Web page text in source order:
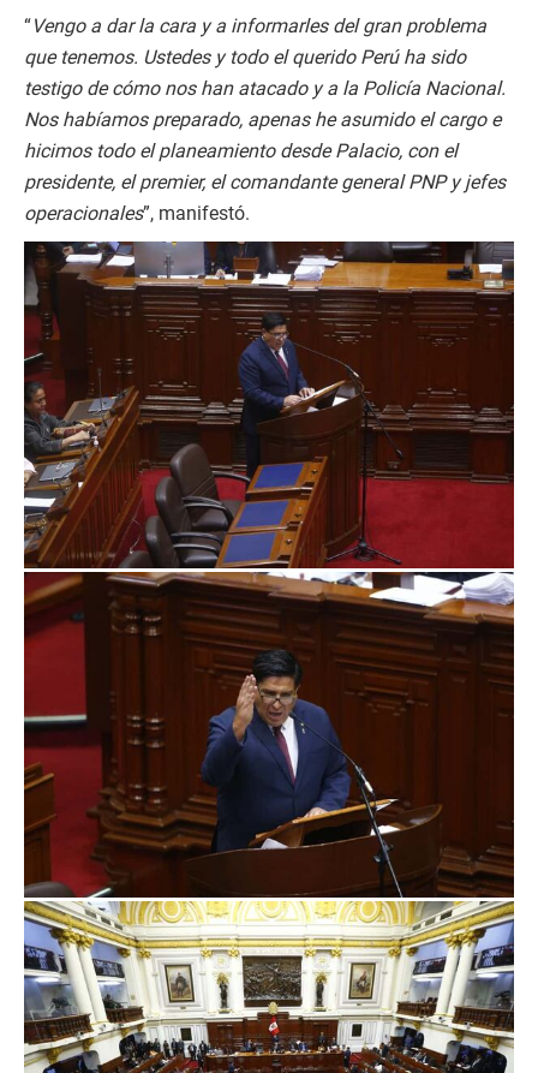
“Vengo a dar la cara y a informarles del gran problema
que tenemos. Ustedes y todo el querido Perú ha sido
testigo de cómo nos han atacado y a la Policía Nacional.
Nos habíamos preparado, apenas he asumido el cargo e
hicimos todo el planeamiento desde Palacio, con el
presidente, el premier, el comandante general PNP y jefes
operacionales”, manifestó.